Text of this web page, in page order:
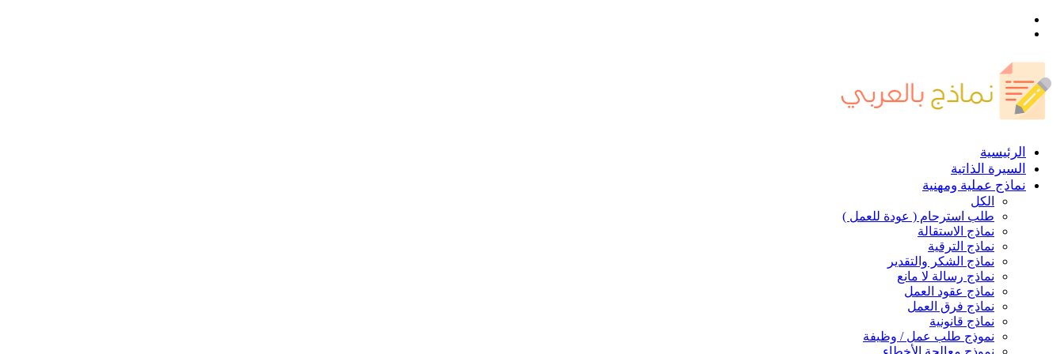
الرئيسية
السيرة الذاتية
نماذج عملية ومهنية
الكل
طلب استرحام ( عودة للعمل )
نماذج الاستقالة
نماذج الترقية
نماذج الشكر والتقدير
نماذج رسالة لا مانع
نماذج عقود العمل
نماذج فرق العمل
نماذج قانونية
نموذج طلب عمل / وظيفة
نموذج معالجة الأخطاء